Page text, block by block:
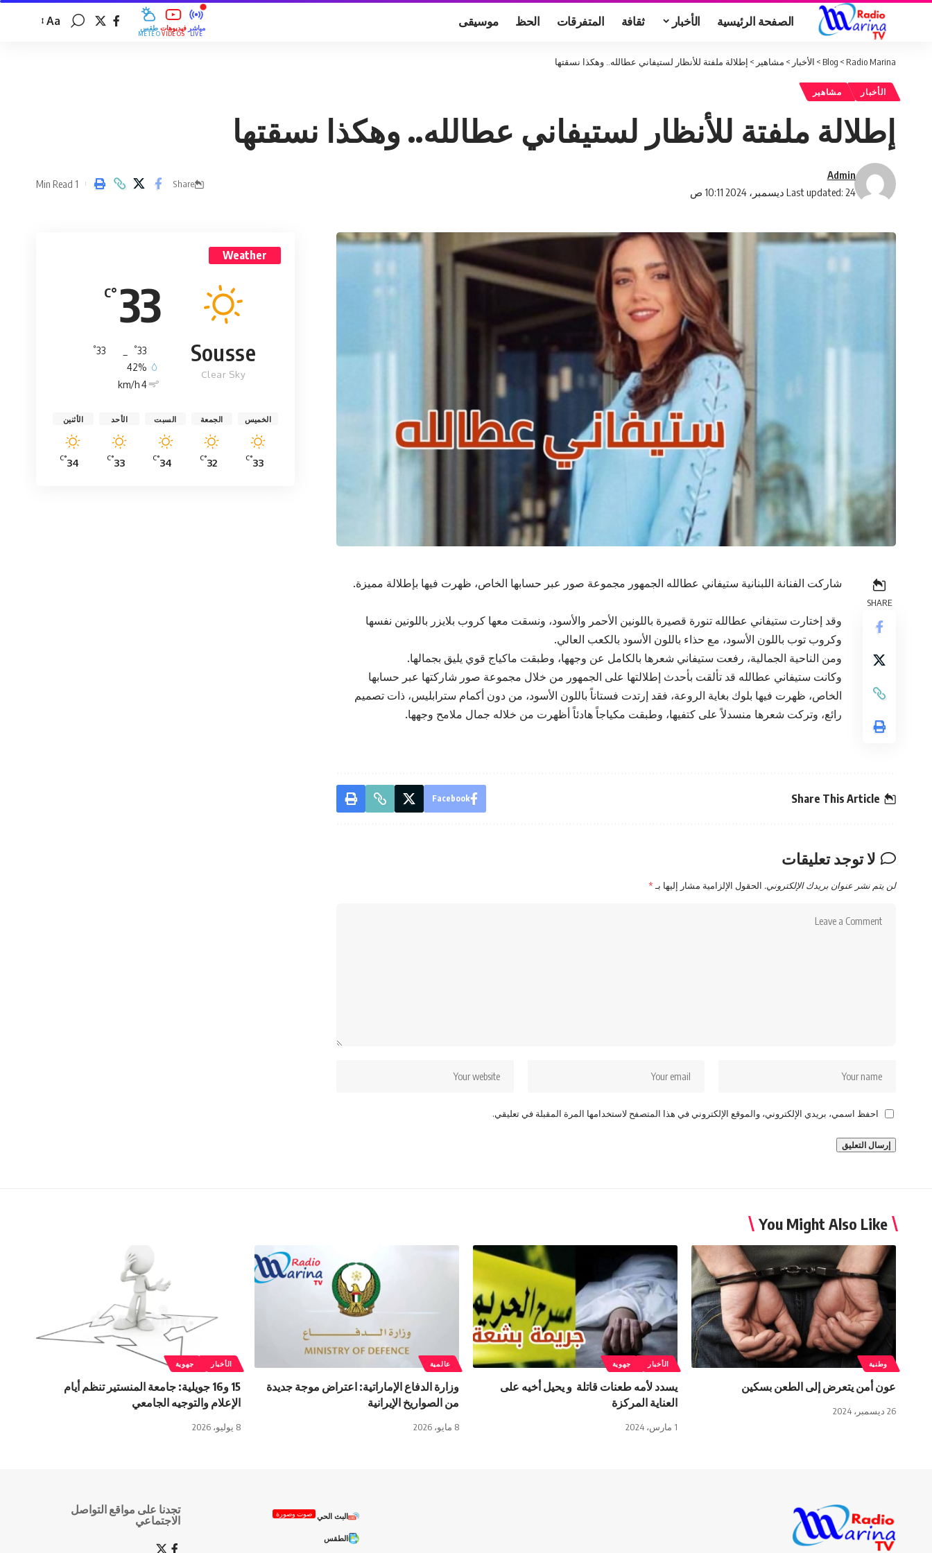
الصفحة الرئيسية الأخبار ثقافة المتفرقات الحظ موسيقى طقس
MÉTÉO
فيديوهات
VIDÉOS
مباشر
LIVE
Aa
Radio Marina
>
Blog
> الأخبار > مشاهير > إطلالة ملفتة للأنظار لستيفاني عطالله.. وهكذا نسقتها
الأخبار مشاهير
إطلالة ملفتة للأنظار لستيفاني عطالله.. وهكذا نسقتها
Last updated: 24 ديسمبر، 2024 10:11 ص
Admin
Share
1 Min Read
SHARE
شاركت الفنانة اللبنانية ستيفاني عطالله الجمهور مجموعة صور عبر حسابها الخاص، ظهرت فيها بإطلالة مميزة.
وقد إختارت ستيفاني عطالله تنورة قصيرة باللونين الأحمر والأسود، ونسقت معها كروب بلايزر باللونين نفسها
وكروب توب باللون الأسود، مع حذاء باللون الأسود بالكعب العالي.
ومن الناحية الجمالية، رفعت ستيفاني شعرها بالكامل عن وجهها، وطبقت ماكياج قوي يليق بجمالها.
وكانت ستيفاني عطالله قد تألقت بأحدث إطلالتها على الجمهور من خلال مجموعة صور شاركتها عبر حسابها
الخاص، ظهرت فيها بلوك بغاية الروعة، فقد إرتدت فستاناً باللون الأسود، من دون أكمام سترابليس، ذات تصميم
رائع، وتركت شعرها منسدلاً على كتفيها، وطبقت مكياجاً هادئاً أظهرت من خلاله جمال ملامح وجهها.
Share This Article
Facebook
لا توجد تعليقات
لن يتم نشر عنوان بريدك الإلكتروني. الحقول الإلزامية مشار إليها بـ*
احفظ اسمي، بريدي الإلكتروني، والموقع الإلكتروني في هذا المتصفح لاستخدامها المرة المقبلة في تعليقي.
Weather
33
°C
Sousse
Clear Sky
33
°
33
°
42%
4 km/h
الخميس
33
°C
الجمعة
32
°C
السبت
34
°C
الأحد
33
°C
الأثنين
34
°C
You Might Also Like
وطنية
عون أمن يتعرض إلى الطعن بسكين
26 ديسمبر، 2024
الأخبار جهوية
يسدد لأمه طعنات قاتلة و يحيل أخيه على
العناية المركزة
1 مارس، 2024
عالمية
وزارة الدفاع الإماراتية: اعتراض موجة جديدة
من الصواريخ الإيرانية
8 مايو، 2026
الأخبار جهوية
15 و16 جويلية: جامعة المنستير تنظم أيام
الإعلام والتوجيه الجامعي
8 يوليو، 2026
البث الحي صوت وصورة
الطقس
تجدنا على مواقع التواصل
الاجتماعي